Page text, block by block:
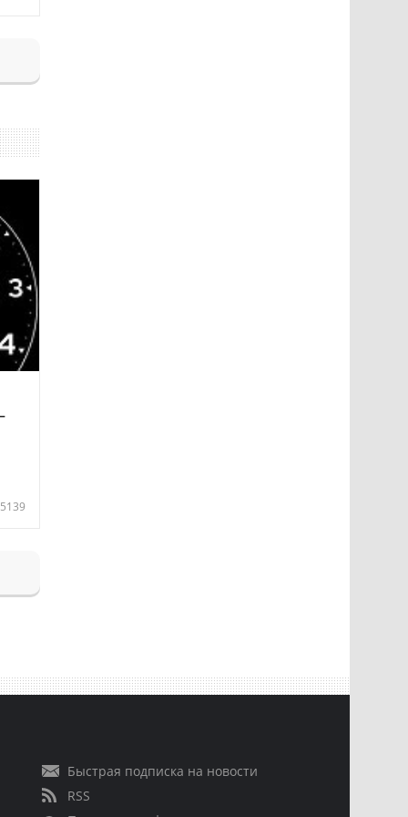
5139
Быстрая подписка на новости
RSS